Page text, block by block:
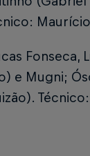
Fonseca,
e Mugni;